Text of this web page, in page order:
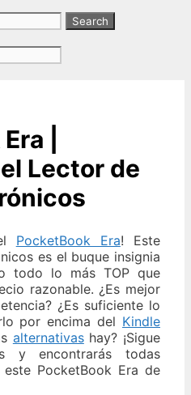
Search
|
Lector de
PocketBook Era! Este
es el buque insignia
todo lo más TOP que
razonable. ¿Es mejor
¿Es suficiente lo
por encima del Kindle
alternativashay? ¡Sigue
y encontrarás todas
PocketBook Era de